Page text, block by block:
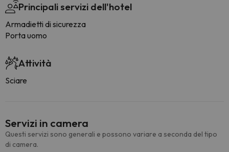
Principali servizi dell'hotel
Armadietti di sicurezza
Porta uomo
Attività
Sciare
Servizi in camera
Questi servizi sono generali e possono variare a seconda del tipo
di camera.